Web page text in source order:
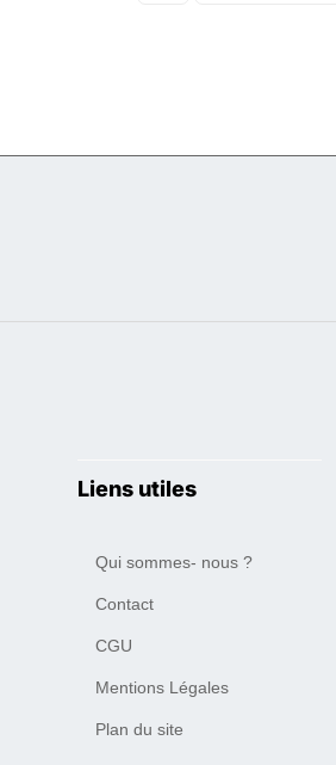
Liens utiles
Qui sommes- nous ?
Contact
CGU
Mentions Légales
Plan du site